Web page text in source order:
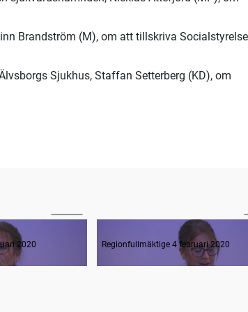
Brandström (M), om att tillskriva
Sjukhus, Staffan Setterberg (KD), om
2020 Regionfullmäktige 4 februari 2020